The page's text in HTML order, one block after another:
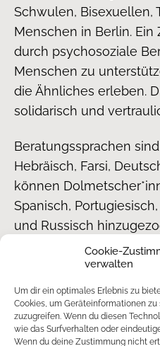
Cookie-
verwalten
Um dir ein optimales Erlebnis zu
Cookies, um Geräteinformationen
zuzugreifen. Wenn du diesen
wie das Surfverhalten oder
Wenn du deine Zustimmung nicht
Schwulen, Bisexuellen,
Menschen in Berlin. Ein
durch psychosoziale
Menschen zu
die Ähnliches erleben.
solidarisch und
Beratungssprachen
Hebräisch, Farsi,
können
Spanisch,
und Russisch
sind Telefon-, Video-
gladt.de